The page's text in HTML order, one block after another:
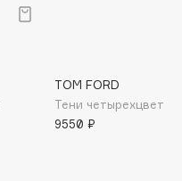
TOM FORD
Тени
9550 ₽